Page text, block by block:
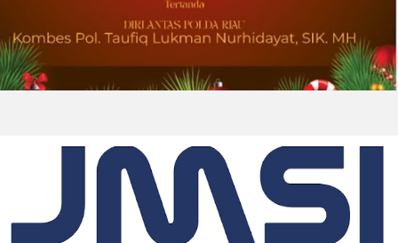
Kustom untuk Sistem Pesawat Udara
Nirawak (UAS) Grup 1
IRVINE, California, Aug. 01, 2026 (GLOBE
NEWSWIRE) -- Lantronix Inc. (Nasdaq: LTRX),
penyedia global solusi Edge AI dan Industrial